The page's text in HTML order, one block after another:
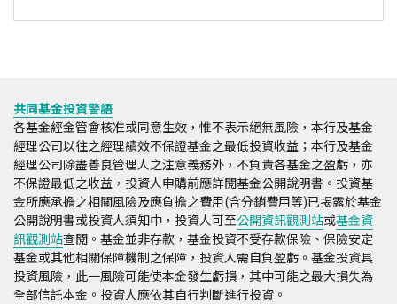
共同基金投資警語
各基金經金管會核准或同意生效，惟不表示絕無風險，本行及基金
經理公司以往之經理績效不保證基金之最低投資收益；本行及基金
經理公司除盡善良管理人之注意義務外，不負責各基金之盈虧，亦
不保證最低之收益，投資人申購前應詳閱基金公開說明書。投資基
金所應承擔之相關風險及應負擔之費用(含分銷費用等)已揭露於基金
公開說明書或投資人須知中，投資人可至公開資訊觀測站或基金資
訊觀測站查閱。基金並非存款，基金投資不受存款保險、保險安定
基金或其他相關保障機制之保障，投資人需自負盈虧。基金投資具
投資風險，此一風險可能使本金發生虧損，其中可能之最大損失為
全部信託本金。投資人應依其自行判斷進行投資。